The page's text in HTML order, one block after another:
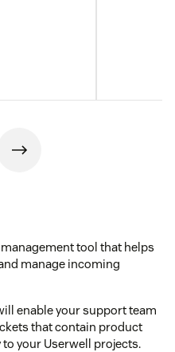
tool that helps
manage incoming
enable your support team
that contain product
your Userwell projects.